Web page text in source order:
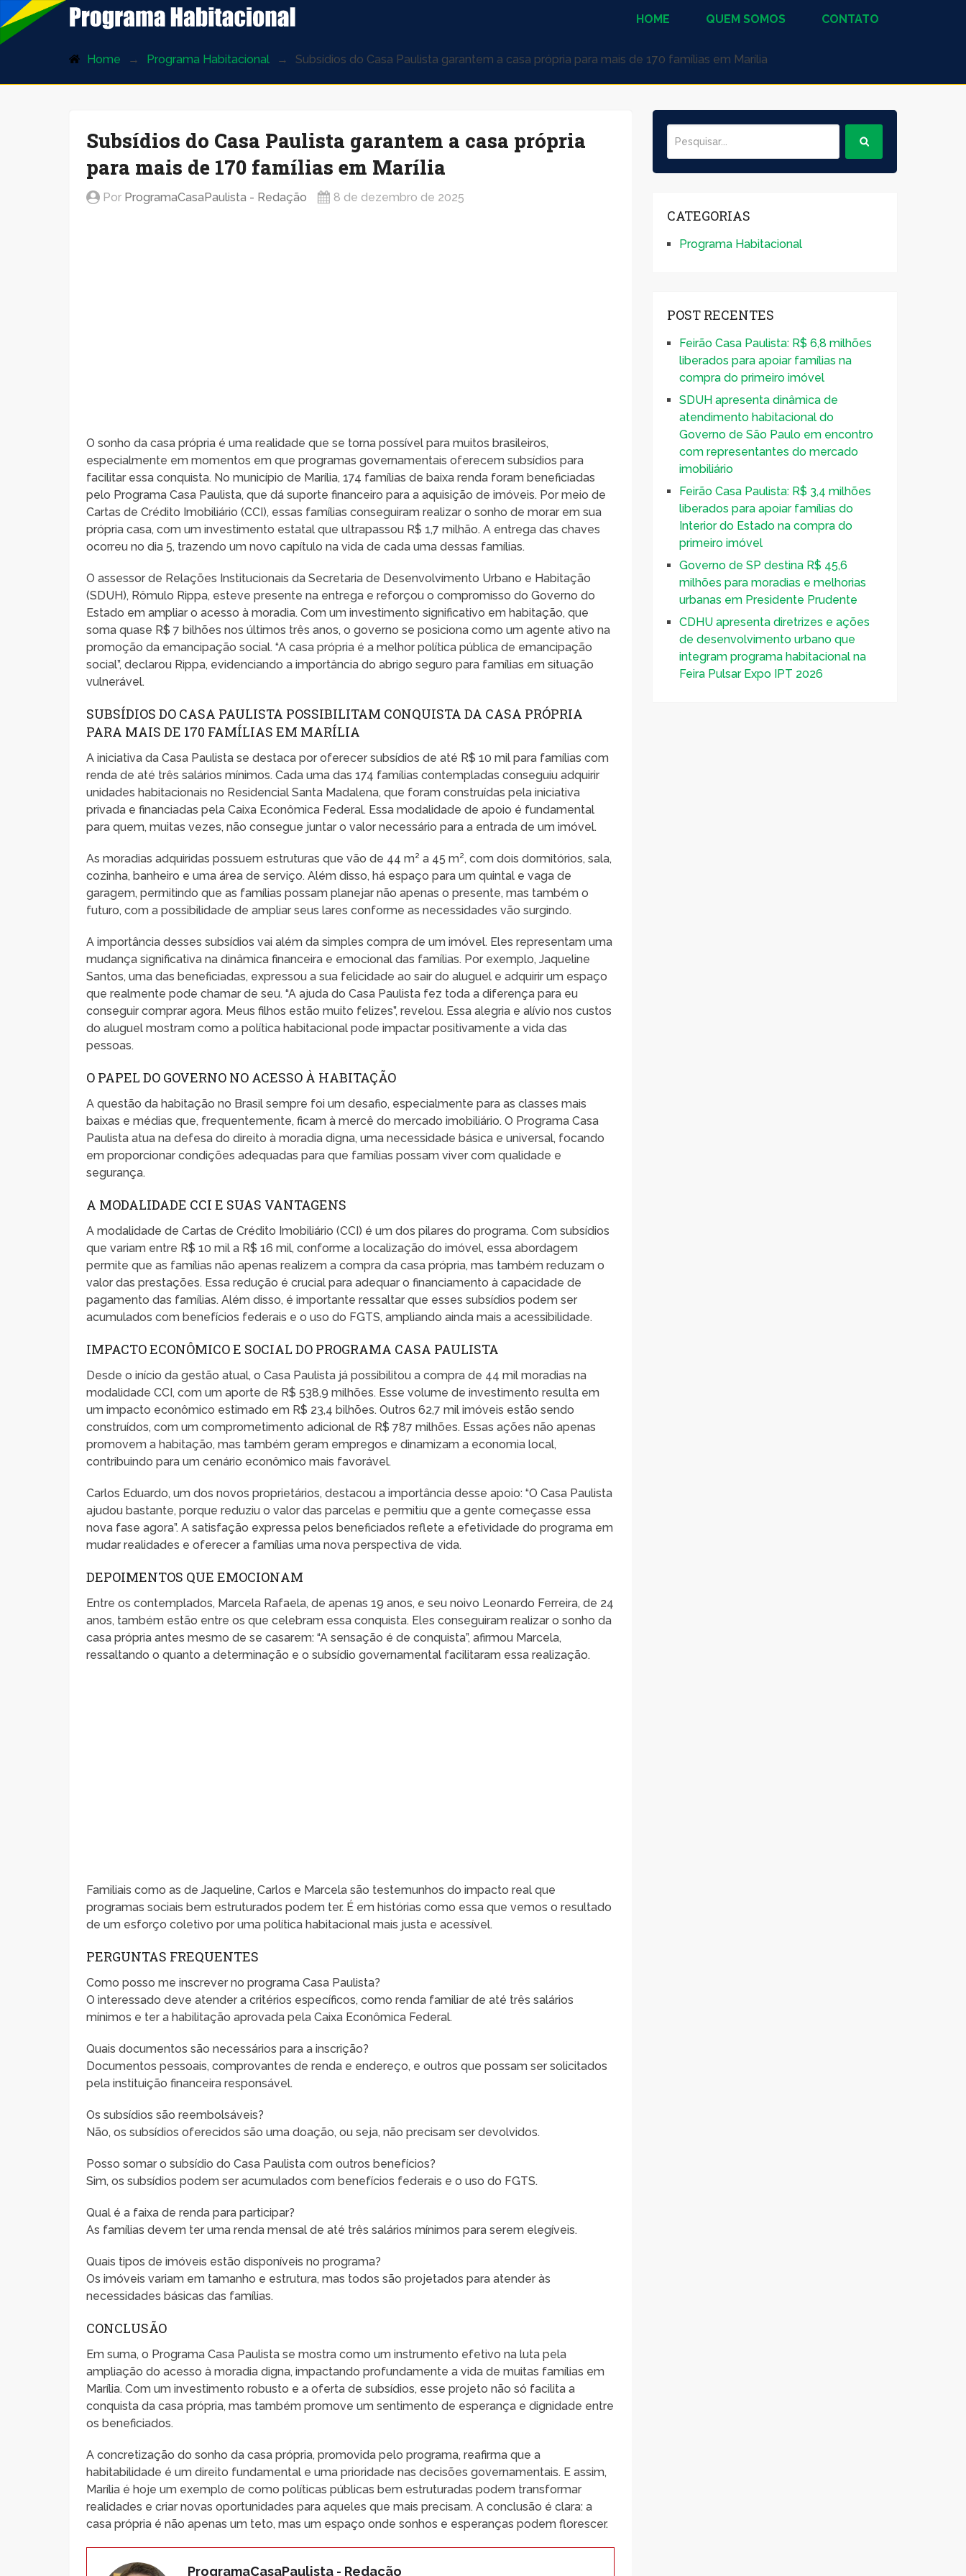
ProgramaHabitacional.com.br HOME QUEM SOMOS CONTATO
Home Programa Habitacional Subsídios do Casa Paulista garantem a casa própria para mais de 170 famílias em Marília
Subsídios do Casa Paulista garantem a casa própria
para mais de 170 famílias em Marília
Por ProgramaCasaPaulista - Redação 8 de dezembro de 2025
O sonho da casa própria é uma realidade que se torna possível para muitos brasileiros,
especialmente em momentos em que programas governamentais oferecem subsídios para
facilitar essa conquista. No município de Marília, 174 famílias de baixa renda foram beneficiadas
pelo Programa Casa Paulista, que dá suporte financeiro para a aquisição de imóveis. Por meio de
Cartas de Crédito Imobiliário (CCI), essas famílias conseguiram realizar o sonho de morar em sua
própria casa, com um investimento estatal que ultrapassou R$ 1,7 milhão. A entrega das chaves
ocorreu no dia 5, trazendo um novo capítulo na vida de cada uma dessas famílias.
O assessor de Relações Institucionais da Secretaria de Desenvolvimento Urbano e Habitação
(SDUH), Rômulo Rippa, esteve presente na entrega e reforçou o compromisso do Governo do
Estado em ampliar o acesso à moradia. Com um investimento significativo em habitação, que
soma quase R$ 7 bilhões nos últimos três anos, o governo se posiciona como um agente ativo na
promoção da emancipação social. “A casa própria é a melhor política pública de emancipação
social”, declarou Rippa, evidenciando a importância do abrigo seguro para famílias em situação
vulnerável.
SUBSÍDIOS DO CASA PAULISTA POSSIBILITAM CONQUISTA DA CASA PRÓPRIA
PARA MAIS DE 170 FAMÍLIAS EM MARÍLIA
A iniciativa da Casa Paulista se destaca por oferecer subsídios de até R$ 10 mil para famílias com
renda de até três salários mínimos. Cada uma das 174 famílias contempladas conseguiu adquirir
unidades habitacionais no Residencial Santa Madalena, que foram construídas pela iniciativa
privada e financiadas pela Caixa Econômica Federal. Essa modalidade de apoio é fundamental
para quem, muitas vezes, não consegue juntar o valor necessário para a entrada de um imóvel.
As moradias adquiridas possuem estruturas que vão de 44 m² a 45 m², com dois dormitórios, sala,
cozinha, banheiro e uma área de serviço. Além disso, há espaço para um quintal e vaga de
garagem, permitindo que as famílias possam planejar não apenas o presente, mas também o
futuro, com a possibilidade de ampliar seus lares conforme as necessidades vão surgindo.
A importância desses subsídios vai além da simples compra de um imóvel. Eles representam uma
mudança significativa na dinâmica financeira e emocional das famílias. Por exemplo, Jaqueline
Santos, uma das beneficiadas, expressou a sua felicidade ao sair do aluguel e adquirir um espaço
que realmente pode chamar de seu. “A ajuda do Casa Paulista fez toda a diferença para eu
conseguir comprar agora. Meus filhos estão muito felizes”, revelou. Essa alegria e alívio nos custos
do aluguel mostram como a política habitacional pode impactar positivamente a vida das
pessoas.
O PAPEL DO GOVERNO NO ACESSO À HABITAÇÃO
A questão da habitação no Brasil sempre foi um desafio, especialmente para as classes mais
baixas e médias que, frequentemente, ficam à mercê do mercado imobiliário. O Programa Casa
Paulista atua na defesa do direito à moradia digna, uma necessidade básica e universal, focando
em proporcionar condições adequadas para que famílias possam viver com qualidade e
segurança.
A MODALIDADE CCI E SUAS VANTAGENS
A modalidade de Cartas de Crédito Imobiliário (CCI) é um dos pilares do programa. Com subsídios
que variam entre R$ 10 mil a R$ 16 mil, conforme a localização do imóvel, essa abordagem
permite que as famílias não apenas realizem a compra da casa própria, mas também reduzam o
valor das prestações. Essa redução é crucial para adequar o financiamento à capacidade de
pagamento das famílias. Além disso, é importante ressaltar que esses subsídios podem ser
acumulados com benefícios federais e o uso do FGTS, ampliando ainda mais a acessibilidade.
IMPACTO ECONÔMICO E SOCIAL DO PROGRAMA CASA PAULISTA
Desde o início da gestão atual, o Casa Paulista já possibilitou a compra de 44 mil moradias na
modalidade CCI, com um aporte de R$ 538,9 milhões. Esse volume de investimento resulta em
um impacto econômico estimado em R$ 23,4 bilhões. Outros 62,7 mil imóveis estão sendo
construídos, com um comprometimento adicional de R$ 787 milhões. Essas ações não apenas
promovem a habitação, mas também geram empregos e dinamizam a economia local,
contribuindo para um cenário econômico mais favorável.
Carlos Eduardo, um dos novos proprietários, destacou a importância desse apoio: “O Casa Paulista
ajudou bastante, porque reduziu o valor das parcelas e permitiu que a gente começasse essa
nova fase agora”. A satisfação expressa pelos beneficiados reflete a efetividade do programa em
mudar realidades e oferecer a famílias uma nova perspectiva de vida.
DEPOIMENTOS QUE EMOCIONAM
Entre os contemplados, Marcela Rafaela, de apenas 19 anos, e seu noivo Leonardo Ferreira, de 24
anos, também estão entre os que celebram essa conquista. Eles conseguiram realizar o sonho da
casa própria antes mesmo de se casarem: “A sensação é de conquista”, afirmou Marcela,
ressaltando o quanto a determinação e o subsídio governamental facilitaram essa realização.
Familiais como as de Jaqueline, Carlos e Marcela são testemunhos do impacto real que
programas sociais bem estruturados podem ter. É em histórias como essa que vemos o resultado
de um esforço coletivo por uma política habitacional mais justa e acessível.
PERGUNTAS FREQUENTES
Como posso me inscrever no programa Casa Paulista?
O interessado deve atender a critérios específicos, como renda familiar de até três salários
mínimos e ter a habilitação aprovada pela Caixa Econômica Federal.
Quais documentos são necessários para a inscrição?
Documentos pessoais, comprovantes de renda e endereço, e outros que possam ser solicitados
pela instituição financeira responsável.
Os subsídios são reembolsáveis?
Não, os subsídios oferecidos são uma doação, ou seja, não precisam ser devolvidos.
Posso somar o subsídio do Casa Paulista com outros benefícios?
Sim, os subsídios podem ser acumulados com benefícios federais e o uso do FGTS.
Qual é a faixa de renda para participar?
As famílias devem ter uma renda mensal de até três salários mínimos para serem elegíveis.
Quais tipos de imóveis estão disponíveis no programa?
Os imóveis variam em tamanho e estrutura, mas todos são projetados para atender às
necessidades básicas das famílias.
CONCLUSÃO
Em suma, o Programa Casa Paulista se mostra como um instrumento efetivo na luta pela
ampliação do acesso à moradia digna, impactando profundamente a vida de muitas famílias em
Marília. Com um investimento robusto e a oferta de subsídios, esse projeto não só facilita a
conquista da casa própria, mas também promove um sentimento de esperança e dignidade entre
os beneficiados.
A concretização do sonho da casa própria, promovida pelo programa, reafirma que a
habitabilidade é um direito fundamental e uma prioridade nas decisões governamentais. E assim,
Marília é hoje um exemplo de como políticas públicas bem estruturadas podem transformar
realidades e criar novas oportunidades para aqueles que mais precisam. A conclusão é clara: a
casa própria é não apenas um teto, mas um espaço onde sonhos e esperanças podem florescer.
ProgramaCasaPaulista - Redação
CATEGORIAS
Programa Habitacional
POST RECENTES
Feirão Casa Paulista: R$ 6,8 milhões
liberados para apoiar famílias na
compra do primeiro imóvel
SDUH apresenta dinâmica de
atendimento habitacional do
Governo de São Paulo em encontro
com representantes do mercado
imobiliário
Feirão Casa Paulista: R$ 3,4 milhões
liberados para apoiar famílias do
Interior do Estado na compra do
primeiro imóvel
Governo de SP destina R$ 45,6
milhões para moradias e melhorias
urbanas em Presidente Prudente
CDHU apresenta diretrizes e ações
de desenvolvimento urbano que
integram programa habitacional na
Feira Pulsar Expo IPT 2026